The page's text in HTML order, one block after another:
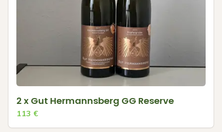
2 x Gut Hermannsberg GG Reserve
113 €